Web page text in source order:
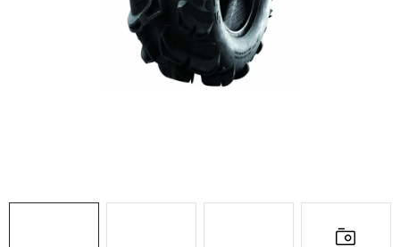
NAVIJAKY COME UP WARN
OLEJE MAXIMA A FILTRE